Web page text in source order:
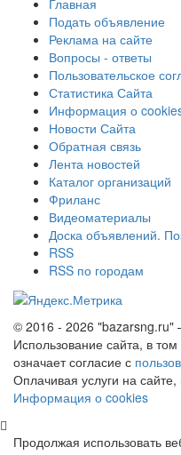
Главная
Подать объявление
Реклама на сайте
Вопросы - ответы
Пользовательское
Статистика Сайта
Информация о
Новости Сайта
Обратная связь
Лента новостей
Каталог организаций
Фриланс
Видеоматериалы
Доска объявлений.
RSS
RSS по городам
© 2016 - 2026 "bazarsng.ru"
Использование сайта, в
означает согласие с
Оплачивая услуги на
Информация о cookies
Продолжая использовать